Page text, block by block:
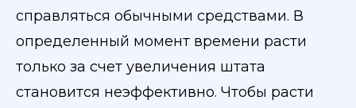
справляться обычными средствами. В
определенный момент времени расти
только за счет увеличения штата
становится неэффективно. Чтобы расти